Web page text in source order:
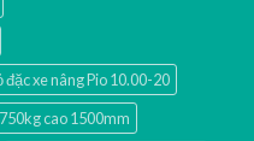
đặc xe nâng Pio 10.00-20
cao 1500mm